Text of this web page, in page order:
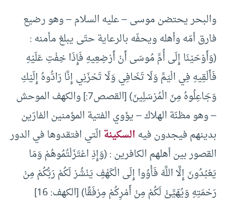
والبحر يحتضن موسى – عليه السلام – وهو رضيع
فارق أمّه وأهله ويحفّه بالرعاية حتّى يبلغ مأمنه :
(وَأَوْحَيْنَا إِلَى أُمِّ مُوسَى أَنْ أَرْضِعِيهِ فَإِذَا خِفْتِ عَلَيْهِ
فَأَلْقِيهِ فِي الْيَمِّ وَلَا تَخَافِي وَلَا تَحْزَنِي إِنَّا رَادُّوهُ إِلَيْكِ
وَجَاعِلُوهُ مِنَ الْمُرْسَلِينَ) [القصص7:] والكهف الموحش
– وهو مظنّة الهلاك – يؤوي الفتية المؤمنين الفارّين
بدينهم فيجدون فيهالسكينةالّتي افتقدوها في الدور
القصور بين أهلهم الكافرين : (وَإِذِ اعْتَزَلْتُمُوهُمْ وَمَا
يَعْبُدُونَ إِلَّا اللَّهَ فَأْوُوا إِلَى الْكَهْفِ يَنْشُرْ لَكُمْ رَبُّكُمْ مِنْ
رَحْمَتِهِ وَيُهَيِّئْ لَكُمْ مِنْ أَمْرِكُمْ مِرْفَقًا) [الكهف: 16]